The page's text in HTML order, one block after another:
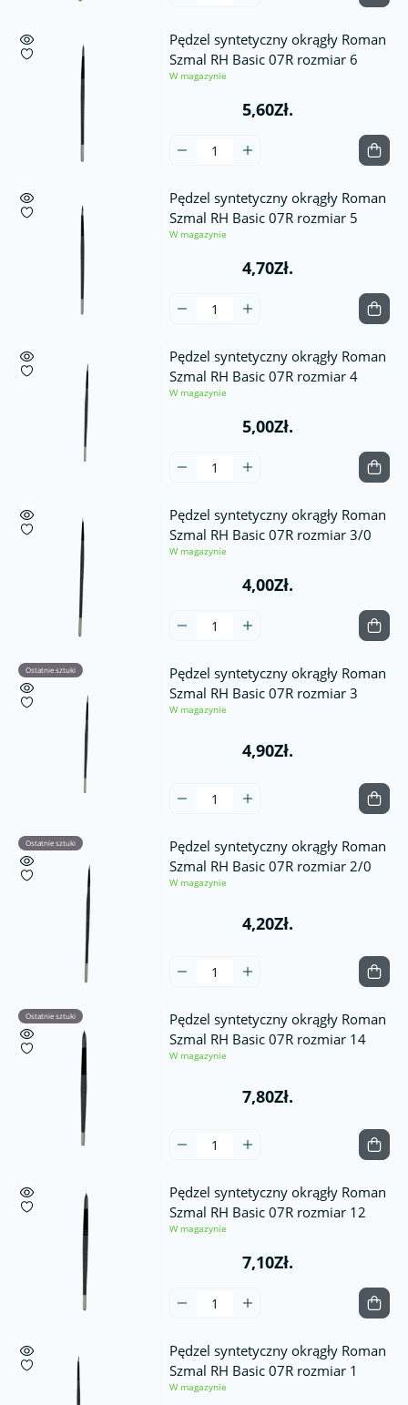
Pędzel syntetyczny okrągły Roman
Szmal RH Basic 07R rozmiar 6
W magazynie
5,60Zł.
Pędzel syntetyczny okrągły Roman
Szmal RH Basic 07R rozmiar 5
W magazynie
4,70Zł.
Pędzel syntetyczny okrągły Roman
Szmal RH Basic 07R rozmiar 4
W magazynie
5,00Zł.
Pędzel syntetyczny okrągły Roman
Szmal RH Basic 07R rozmiar 3/0
W magazynie
4,00Zł.
Ostatnie sztuki
Pędzel syntetyczny okrągły Roman
Szmal RH Basic 07R rozmiar 3
W magazynie
4,90Zł.
Ostatnie sztuki
Pędzel syntetyczny okrągły Roman
Szmal RH Basic 07R rozmiar 2/0
W magazynie
4,20Zł.
Ostatnie sztuki
Pędzel syntetyczny okrągły Roman
Szmal RH Basic 07R rozmiar 14
W magazynie
7,80Zł.
Pędzel syntetyczny okrągły Roman
Szmal RH Basic 07R rozmiar 12
W magazynie
7,10Zł.
Pędzel syntetyczny okrągły Roman
Szmal RH Basic 07R rozmiar 1
W magazynie